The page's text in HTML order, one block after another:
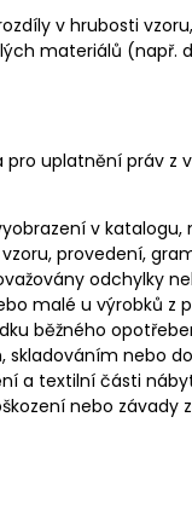
v hrubosti
materiálů
uplatnění práv
v
provedení,
odchylky
malé u výrobků
běžného
nebo
a textilní části
nebo